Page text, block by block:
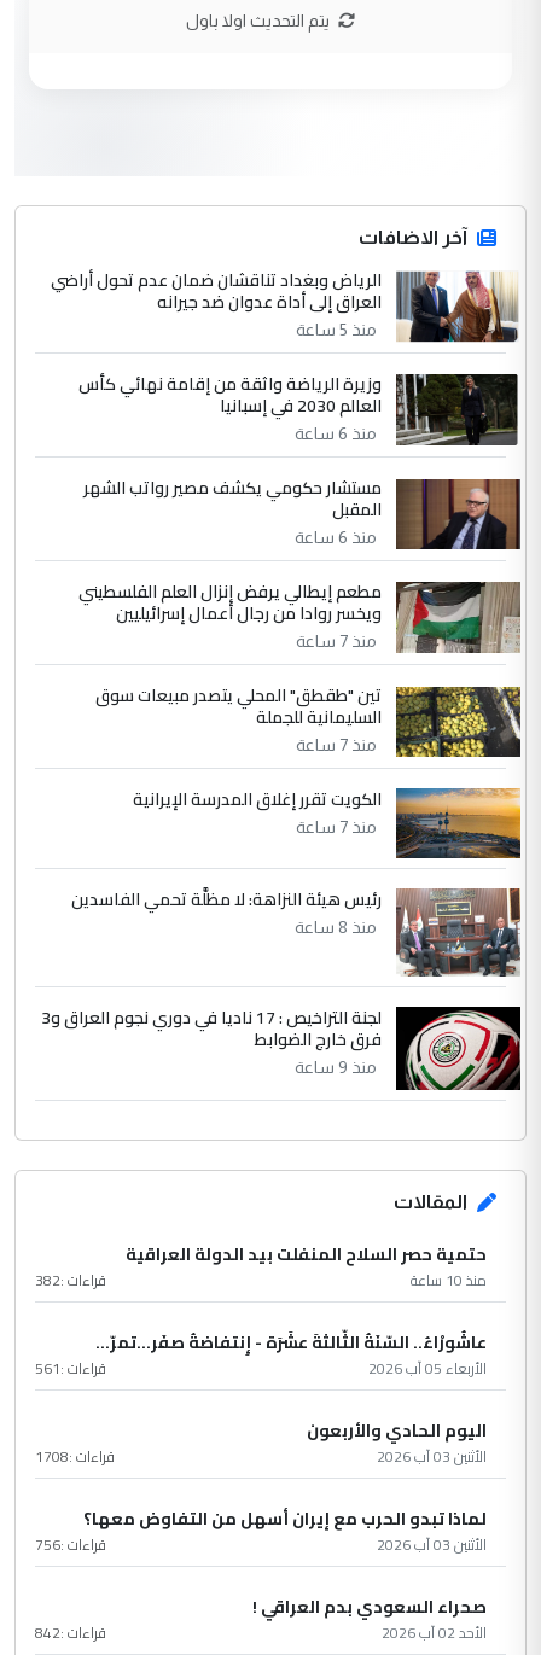
جنسية الرافد الثالث للعراق ومن اصول عريقة
ابا فرات ...
الموضوع :
الجواهري يرد على صدام حسين سل
مضجعيك يابن الزنا (نص كامل)
سردار
التعليق : واحد من عصابة علي ماما يسقط
جنسية الرافد الثالث للعراق ومن اصول عريقة
ابا فرات ...
الموضوع :
الجواهري يرد على صدام حسين سل
مضجعيك يابن الزنا (نص كامل)
5 حيدر عاشور
التعليق : تحياتي لك استاذ حامدتركان. كلام
دقيق ومسؤول؛ فالاستثمار الحقيقي للإنسان
وثروات البلد يعتمد على الكفاءة ...
الموضوع :
بين الإهمال واغتصاب الأرض.. بلاد
الرافدين تعاني الجفاف والتصحر!!
يتم التحديث اولا باول
آخر الاضافات
الرياض وبغداد تناقشان ضمان عدم تحول أراضي
العراق إلى أداة عدوان ضد جيرانه
منذ 5 ساعة
وزيرة الرياضة واثقة من إقامة نهائي كأس
العالم 2030 في إسبانيا
منذ 6 ساعة
مستشار حكومي يكشف مصير رواتب الشهر
المقبل
منذ 6 ساعة
مطعم إيطالي يرفض إنزال العلم الفلسطيني
ويخسر روادا من رجال أعمال إسرائيليين
منذ 7 ساعة
تين "طقطق" المحلي يتصدر مبيعات سوق
السليمانية للجملة
منذ 7 ساعة
الكويت تقرر إغلاق المدرسة الإيرانية
منذ 7 ساعة
رئيس هيئة النزاهة: لا مظلَّة تحمي الفاسدين
منذ 8 ساعة
لجنة التراخيص : 17 ناديا في دوري نجوم العراق و3
فرق خارج الضوابط
منذ 9 ساعة
المقالات
حتمية حصر السلاح المنفلت بيد الدولة العراقية
منذ 10 ساعة قراءات :382
عاشُورْاءُ.. السّنَةُ الثّالثةَ عشَرَة - إِنتفاضةُ صفَر…تمرّ...
الأربعاء 05 آب 2026 قراءات :561
اليوم الحادي والأربعون
الأثنين 03 آب 2026 قراءات :1708
لماذا تبدو الحرب مع إيران أسهل من التفاوض معها؟
الأثنين 03 آب 2026 قراءات :756
صحراء السعودي بدم العراقي !
الأحد 02 آب 2026 قراءات :842